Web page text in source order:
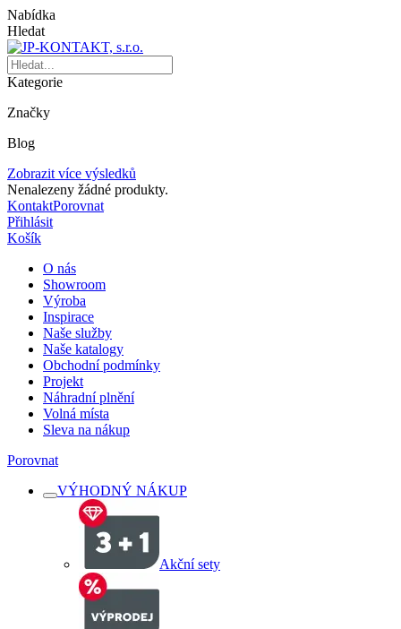
Nabídka
Hledat
Kategorie
Značky
Blog
Zobrazit více výsledků
Nenalezeny žádné produkty.
KontaktPorovnat
Přihlásit
Košík
O nás
Showroom
Výroba
Inspirace
Naše služby
Naše katalogy
Obchodní podmínky
Projekt
Náhradní plnění
Volná místa
Sleva na nákup
Porovnat
VÝHODNÝ NÁKUP
Akční sety